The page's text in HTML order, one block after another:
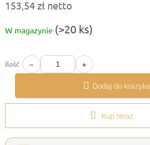
153,54 zł netto
jednostkowa:
W magazynie (>20 ks)
Ilość − +
Dodaj do koszyka
Kup teraz